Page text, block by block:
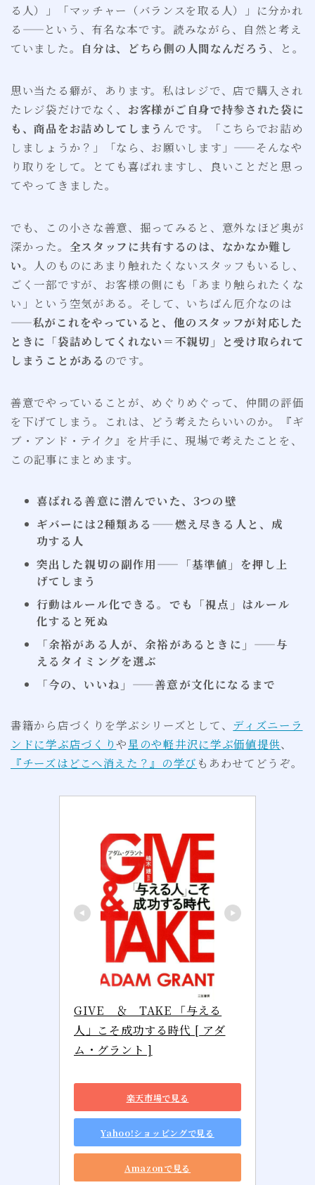
る人）」「マッチャー（バランスを取る人）」に分かれ
る——という、有名な本です。読みながら、自然と考え
ていました。
自分は、どちら側の人間なんだろう 、と。
思い当たる癖が、あります。私はレジで、店で購入され
たレジ袋だけでなく、 お客様がご自身で持参された袋に
も、商品をお詰めしてしまう んです。「こちらでお詰め
しましょうか？」「なら、お願いします」——そんなや
り取りをして。とても喜ばれますし、良いことだと思っ
てやってきました。
でも、この小さな善意、掘ってみると、意外なほど奥が
深かった。 全スタッフに共有するのは、なかなか難し
い。人のものにあまり触れたくないスタッフもいるし、
ごく一部ですが、お客様の側にも「あまり触られたくな
い」という空気がある。そして、いちばん厄介なのは
——私がこれをやっていると、他のスタッフが対応した
ときに「袋詰めしてくれない＝不親切」と受け取られて
しまうことがある のです。
善意でやっていることが、めぐりめぐって、仲間の評価
を下げてしまう。これは、どう考えたらいいのか。『ギ
ブ・アンド・テイク』を片手に、現場で考えたことを、
この記事にまとめます。
喜ばれる善意に潜んでいた、3つの壁
ギバーには2種類ある——燃え尽きる人と、成
功する人
突出した親切の副作用——「基準値」を押し上
げてしまう
行動はルール化できる。でも「視点」はルール
化すると死ぬ
「余裕がある人が、余裕があるときに」——与
えるタイミングを選ぶ
「今の、いいね」——善意が文化になるまで
書籍から店づくりを学ぶシリーズとして、 ディズニーラ
ンドに学ぶ店づくりや星のや軽井沢に学ぶ価値提供、
『チーズはどこへ消えた？』の学び もあわせてどうぞ。
GIVE　＆　TAKE 「与える
人」こそ成功する時代 [ アダ
ム・グラント ]
楽天市場で見る
Yahoo!ショッピングで見る
Amazonで見る